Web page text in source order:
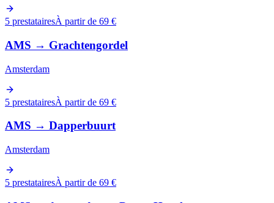
5 prestatairesÀ partir de 69 €
AMS → Grachtengordel
Amsterdam
5 prestatairesÀ partir de 69 €
AMS → Dapperbuurt
Amsterdam
5 prestatairesÀ partir de 69 €